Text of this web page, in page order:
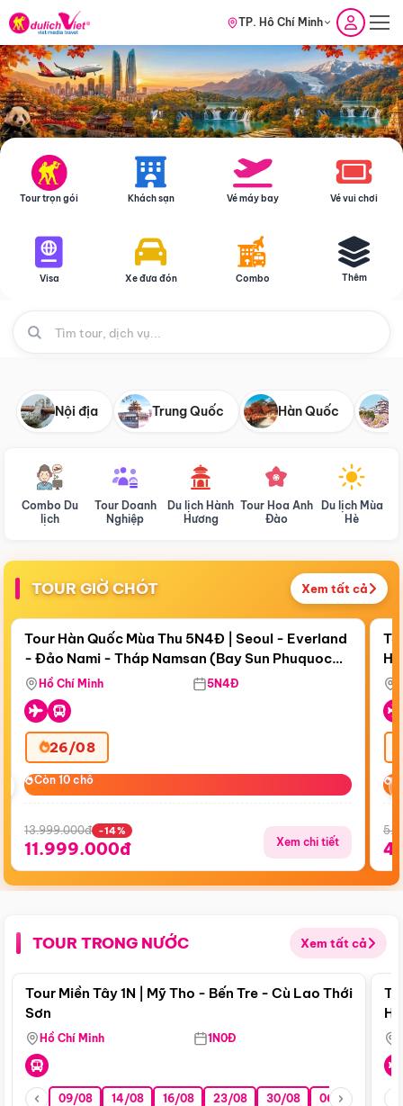
TP. Hồ Chí Minh
Tour trọn gói Khách sạn Vé máy bay Vé vui chơi
Visa Xe đưa đón Combo Thêm
Nội địa Trung Quốc Hàn Quốc
Combo Du
lịch
Tour Doanh
Nghiệp
Du lịch Hành
Hương
Tour Hoa Anh
Đào
Du lịch Mùa
Hè
TOUR GIỜ CHÓT Xem tất cả
Còn18 ngày 18:39:00
Bay Sun Phuquoc Airways
Điểm nổi bật
Tour Hàn Quốc Mùa Thu 5N4Đ | Seoul - Everland
- Đảo Nami - Tháp Namsan (Bay Sun Phuquoc
Airways)
Hồ Chí Minh 5N4Đ
26/08
Còn 10 chỗ
Còn 10 chỗ
13.999.000đ -14%
11.999.000đ Xem chi tiết
TOUR TRONG NƯỚC Xem tất cả
Điểm nổi bật
Tour Miền Tây 1N | Mỹ Tho - Bến Tre - Cù Lao Thới
Sơn
Hồ Chí Minh 1N0Đ
09/08 14/08 16/08 23/08 30/08 06/09 13/09